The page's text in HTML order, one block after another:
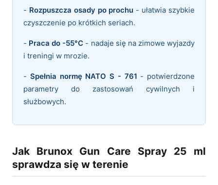
- Rozpuszcza osady po prochu - ułatwia szybkie
czyszczenie po krótkich seriach.
- Praca do -55°C - nadaje się na zimowe wyjazdy
i treningi w mrozie.
- Spełnia normę NATO S - 761 - potwierdzone
parametry do zastosowań cywilnych i
służbowych.
Jak Brunox Gun Care Spray 25 ml
sprawdza się w terenie